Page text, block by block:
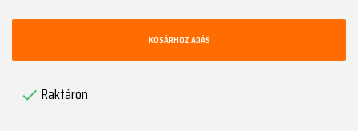
KOSÁRHOZ ADÁS
 Raktáron